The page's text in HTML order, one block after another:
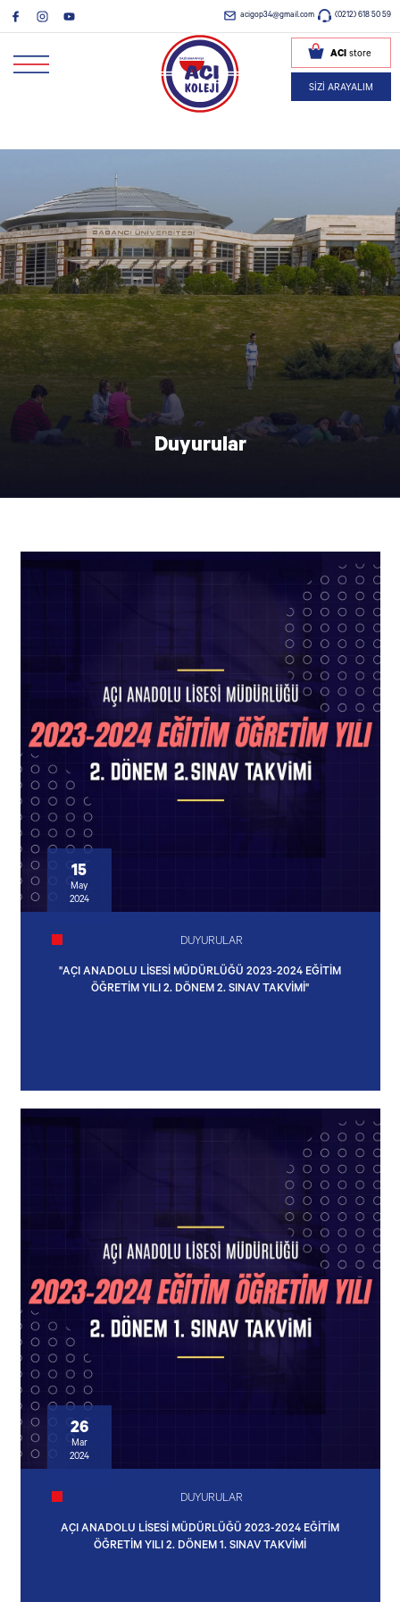
acigop34@gmail.com (0212) 618 50 59
ACIstore
SİZİ ARAYALIM
Duyurular
DUYURULAR
"AÇI ANADOLU LİSESİ MÜDÜRLÜĞÜ 2023-2024 EĞİTİM
ÖĞRETİM YILI 2. DÖNEM 2. SINAV TAKVİMİ"
15
May
2024
DUYURULAR
AÇI ANADOLU LİSESİ MÜDÜRLÜĞÜ 2023-2024 EĞİTİM
ÖĞRETİM YILI 2. DÖNEM 1. SINAV TAKVİMİ
26
Mar
2024